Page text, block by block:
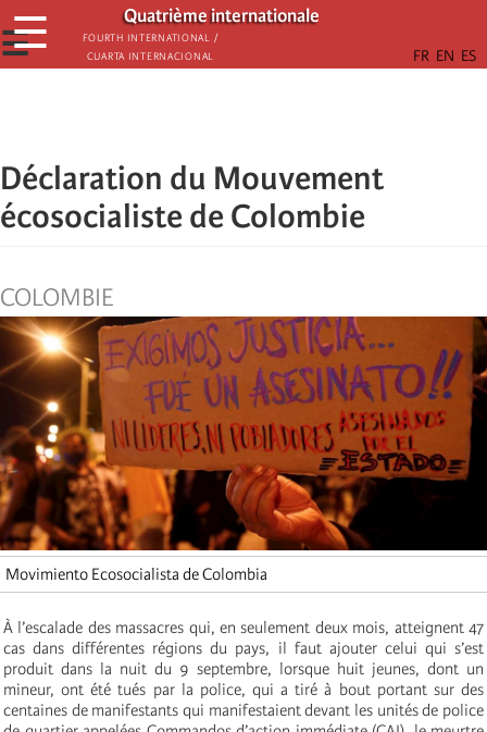
Passar
para
o
Quatrième internationale
Fourth International /
Cuarta Internacional
☰
☰
Déclaration du Mouvement
écosocialiste de Colombie
COLOMBIE
Movimiento Ecosocialista de Colombia
À l’escalade des massacres qui, en seulement deux mois, atteignent 47
cas dans différentes régions du pays, il faut ajouter celui qui s’est
produit dans la nuit du 9 septembre, lorsque huit jeunes, dont un
mineur, ont été tués par la police, qui atiré à bout portant sur des
centaines de manifestants qui manifestaient devant les unités de police